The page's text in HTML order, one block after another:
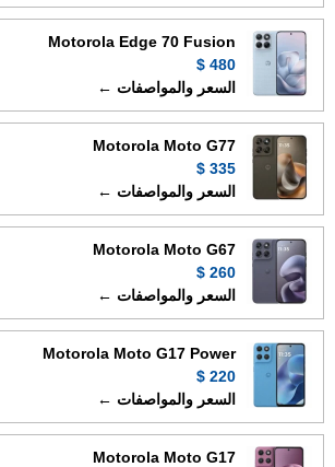
Motorola Edge 70 Fusion
480 $
السعر والمواصفات ←
Motorola Moto G77
335 $
السعر والمواصفات ←
Motorola Moto G67
260 $
السعر والمواصفات ←
Motorola Moto G17 Power
220 $
السعر والمواصفات ←
Motorola Moto G17